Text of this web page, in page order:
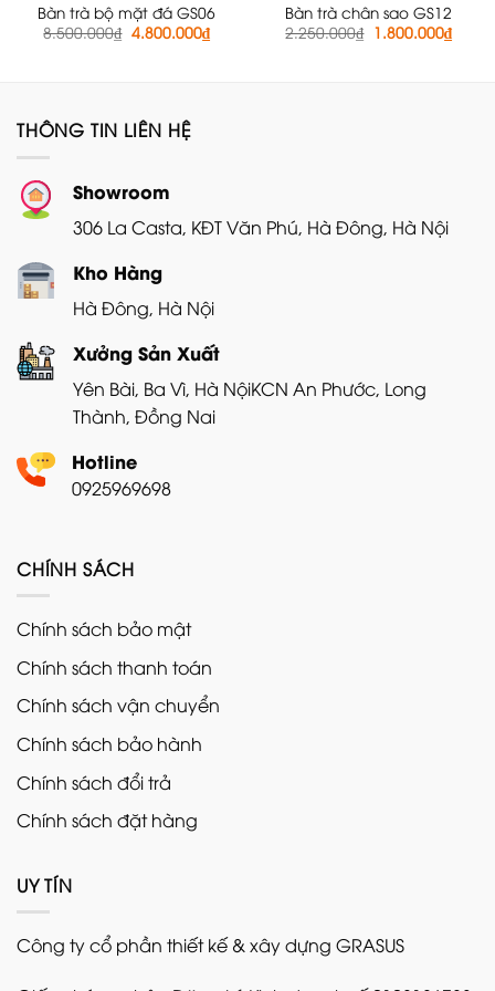
Bàn trà bộ mặt đá GS06
8.500.000₫ Giá
gốc
4.800.000₫Giá
hiện
Bàn trà chân sao GS12
2.250.000₫ Giá
gốc
1.800.000₫Giá
hiện
THÔNG TIN LIÊN HỆ
Showroom
306 La Casta, KĐT Văn Phú, Hà Đông, Hà Nội
Kho Hàng
Hà Đông, Hà Nội
Xưởng Sản Xuất
Yên Bài, Ba Vì, Hà NộiKCN An Phước, Long
Thành, Đồng Nai
Hotline
0925969698
CHÍNH SÁCH
Chính sách bảo mật
Chính sách thanh toán
Chính sách vận chuyển
Chính sách bảo hành
Chính sách đổi trả
Chính sách đặt hàng
UY TÍN
Công ty cổ phần thiết kế & xây dựng GRASUS